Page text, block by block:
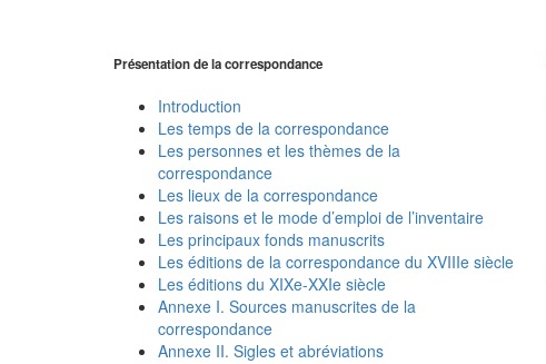
Présentation de la correspondance
Introduction
Les temps de la correspondance
Les personnes et les thèmes de la
correspondance
Les lieux de la correspondance
Les raisons et le mode d’emploi de l’inventaire
Les principaux fonds manuscrits
Les éditions de la correspondance du XVIIIe siècle
Les éditions du XIXe-XXIe siècle
Annexe I. Sources manuscrites de la
correspondance
Annexe II. Sigles et abréviations